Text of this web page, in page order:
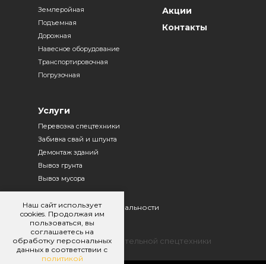
Услуги
Акции
Контакты
Землеройная
Подъемная
Дорожная
Навесное оборудование
Транспортировочная
Погрузочная
Перевозка спецтехники
Забивка свай и шпунта
Демонтаж зданий
Вывоз грунта
Вывоз мусора
Политика конфиденциальности
Договор оферты
© 2025. Аренда строительной спецтехники
Наш сайт использует
cookies. Продолжая им
пользоваться, вы
соглашаетесь на
обработку персональных
данных в соответствии с
политикой